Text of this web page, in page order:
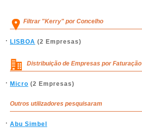
Filtrar "Kerry" por Concelho
LISBOA (2 Empresas)
Distribuição de Empresas por Faturação
Micro (2 Empresas)
Outros utilizadores pesquisaram
Abu Simbel